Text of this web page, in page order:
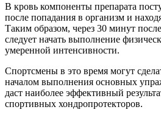
В кровь компоненты препарата
после попадания в организм и
Таким образом, через 30 минут
следует начать выполнение
умеренной интенсивности.
Спортсмены в это время могут
началом выполнения основных
даст наиболее эффективный
спортивных хондропротекторов.